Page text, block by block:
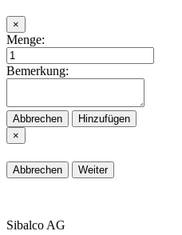
×
Menge:
Bemerkung:
Abbrechen
Hinzufügen
×
Abbrechen Weiter
Sibalco AG